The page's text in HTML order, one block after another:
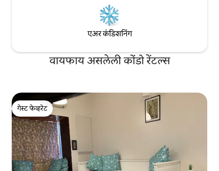
एअर कंडिशनिंग
वायफाय असलेली कोंडो रेंटल्स
गेस्ट फेव्हरेट
गेस्ट फेव्हरेट